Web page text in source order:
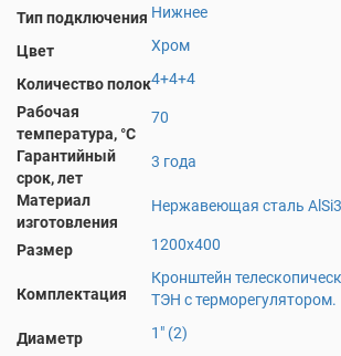
Тип подключения Нижнее
Цвет Хром
Количество полок4+4+4
Рабочая
температура, °С
70
Гарантийный
срок, лет
3 года
Материал
изготовления
Нержавеющая сталь
Размер 1200х400
Комплектация
Кронштейн
ТЭН с терморегулятором.
Диаметр
1" (2)